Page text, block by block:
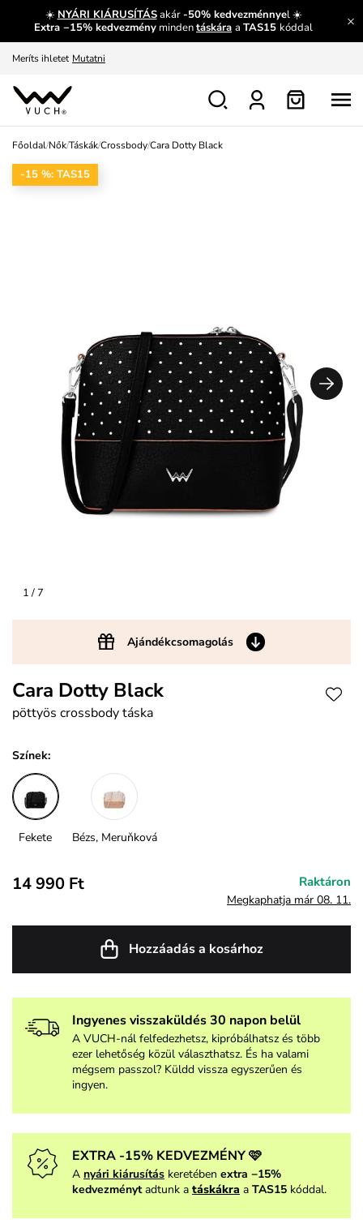
☀️ NYÁRI KIÁRUSÍTÁSakár-50% kedvezménnyel ☀️
Extra −15% kedvezmény mindentáskára a TAS15 kóddal
Fedezze fel velünk az újdonságokat. Megtekintés
Meríts ihletet Mutatni
Ingyenes csere és visszaküldés
Főoldal/Nők/Táskák/Crossbody/Cara Dotty Black
1/ 7
Ajándékcsomagolás
-15 %: TAS15
Cara Dotty Black
pöttyös crossbody táska
Színek:
Fekete Bézs, Meruňková
14 990 Ft Raktáron
Megkaphatja már 08. 11.
Hozzáadás a kosárhoz
Ingyenes visszaküldés 30 napon belül
A VUCH-nál felfedezhetsz, kipróbálhatsz és több
ezer lehetőség közül választhatsz. És ha valami
mégsem passzol? Küldd vissza egyszerűen és
ingyen.
EXTRA -15% KEDVEZMÉNY 🩷
A nyári kiárusítás keretében extra −15%
kedvezménytadtunk a táskákra a TAS15 kóddal.